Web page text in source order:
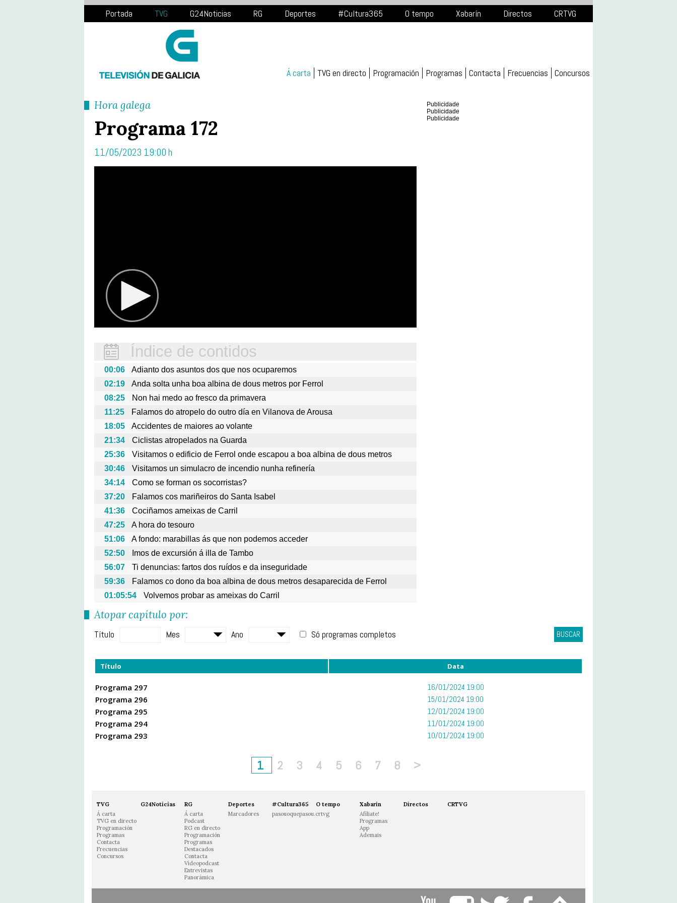
Portada TVG G24Noticias RG Deportes #Cultura365 O tempo Xabarín Directos CRTVG
Á carta TVG en directo Programación Programas Contacta Frecuencias Concursos
Hora galega
Programa 172
11/05/2023 19:00 h
Índice de contidos
00:06
Adianto dos asuntos dos que nos ocuparemos
02:19
Anda solta unha boa albina de dous metros por Ferrol
08:25
Non hai medo ao fresco da primavera
11:25
Falamos do atropelo do outro día en Vilanova de Arousa
18:05
Accidentes de maiores ao volante
21:34
Ciclistas atropelados na Guarda
25:36
Visitamos o edificio de Ferrol onde escapou a boa albina de dous metros
30:46
Visitamos un simulacro de incendio nunha refinería
34:14
Como se forman os socorristas?
37:20
Falamos cos mariñeiros do Santa Isabel
41:36
Cociñamos ameixas de Carril
47:25
A hora do tesouro
51:06
A fondo: marabillas ás que non podemos acceder
52:50
Imos de excursión á illa de Tambo
56:07
Ti denuncias: fartos dos ruídos e da inseguridade
59:36
Falamos co dono da boa albina de dous metros desaparecida de Ferrol
01:05:54
Volvemos probar as ameixas do Carril
Publicidade
Publicidade
Publicidade
Atopar capítulo por:
Título Mes Ano Só programas completos BUSCAR
Título Data
Programa 297 16/01/2024 19:00
Programa 296 15/01/2024 19:00
Programa 295 12/01/2024 19:00
Programa 294 11/01/2024 19:00
Programa 293 10/01/2024 19:00
1 2 3 4 5 6 7 8 >
TVG
Á carta
TVG en directo
Programación
Programas
Contacta
Frecuencias
Concursos
G24Noticias
RG
Á carta
Podcast
RG en directo
Programación
Programas
Destacados
Contacta
Vídeopodcast
Entrevistas
Panorámica
Deportes
Marcadores
#Cultura365
pasouoquepasou.crtvg
O tempo
Xabarín
Afíliate!
Programas
App
Ademais
Directos CRTVG